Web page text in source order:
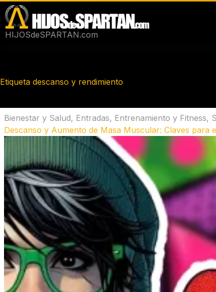
Saltar
al
contenido
HIJOSdeSPARTAN.com
Etiqueta descanso y rendimiento
Bienestar y Salud, Entradas, Entrenamiento y Fitness,
Descanso y Aumento de Masa Muscular: Claves para